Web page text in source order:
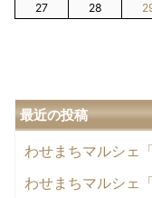
27
28
最近の投稿
わせまちマルシェ
わせまちマルシェ